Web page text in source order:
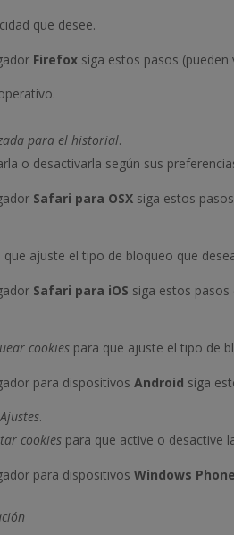
que desee.
Firefox siga estos pasos
para el historial.
o desactivarla según sus
Safari para OSX siga estos
que ajuste el tipo de bloqueo que
Safari para iOS siga estos pasos
cookies para que ajuste el tipo de
para dispositivosAndroid siga
Ajustes.
cookies para que active o desactive
para dispositivosWindows Phone